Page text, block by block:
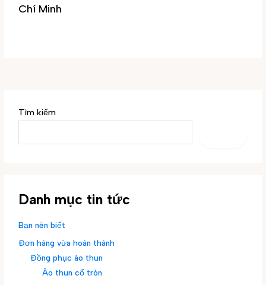
Chí Minh
Tìm kiếm
Danh mục tin tức
Bạn nên biết
Đơn hàng vừa hoàn thành
Đồng phục áo thun
Áo thun cổ tròn